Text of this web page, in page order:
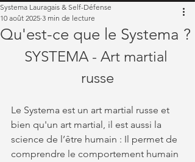
Qu'est-ce que le Systema ?
Systema Lauragais & Self-Défense
10 août 2025 3 min de lecture
SYSTEMA - Art martial
russe
Le Systema est un art martial russe et
bien qu'un art martial, il est aussi la
science de l’être humain : Il permet de
comprendre le comportement humain